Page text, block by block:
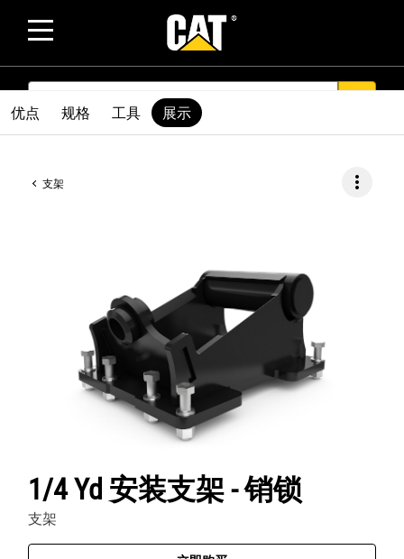
SEARCH
支架 more_vert
1/4 Yd 安装支架 - 销锁
支架
优点 规格 工具 展示